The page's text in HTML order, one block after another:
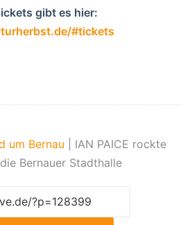
gibt es hier:
#tickets
um Bernau
IAN PAICE rockte
Bernauer Stadthalle